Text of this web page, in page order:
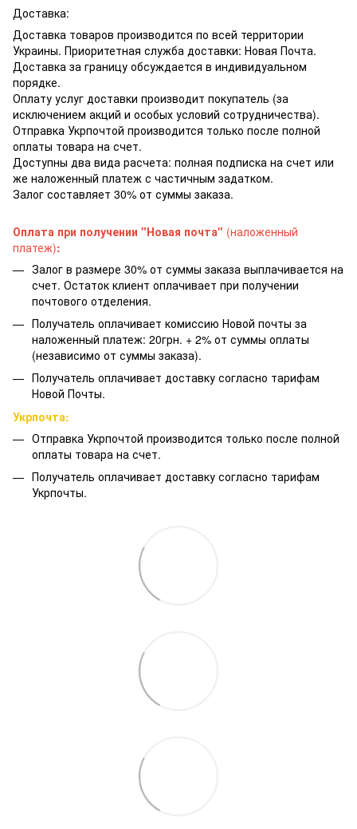
Доставка:
Доставка товаров производится по всей территории
Украины. Приоритетная служба доставки: Новая Почта.
Доставка за границу обсуждается в индивидуальном
порядке.
Оплату услуг доставки производит покупатель (за
исключением акций и особых условий сотрудничества).
Отправка Укрпочтой производится только после полной
оплаты товара на счет.
Доступны два вида расчета: полная подписка на счет или
же наложенный платеж с частичным задатком.
Залог составляет 30% от суммы заказа.
Оплата при получении "Новая почта" (наложенный
платеж):
Залог в размере 30% от суммы заказа выплачивается на
счет. Остаток клиент оплачивает при получении
почтового отделения.
Получатель оплачивает комиссию Новой почты за
наложенный платеж: 20грн. + 2% от суммы оплаты
(независимо от суммы заказа).
Получатель оплачивает доставку согласно тарифам
Новой Почты.
Укрпочта:
Отправка Укрпочтой производится только после полной
оплаты товара на счет.
Получатель оплачивает доставку согласно тарифам
Укрпочты.